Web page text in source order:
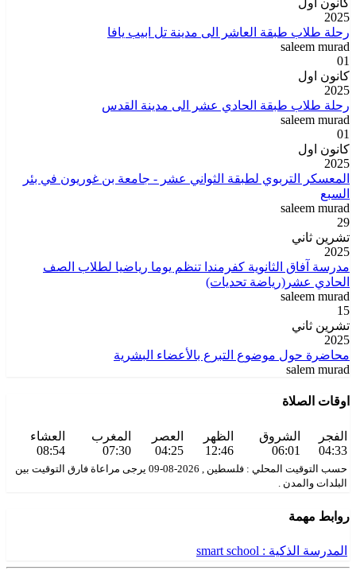
كانون اول
2025
رحلة طلاب طبقة العاشر الى مدينة تل ابيب يافا
saleem murad
01
كانون اول
2025
رحلة طلاب طبقة الحادي عشر الى مدينة القدس
saleem murad
01
كانون اول
2025
المعسكر التربوي لطبقة الثواني عشر - جامعة بن غوريون في بئر
السبع
saleem murad
29
تشرين ثاني
2025
مدرسة آفاق الثانوية كفرمندا تنظم يوما رياضيا لطلاب الصف
الحادي عشر(رياضة تحديات)
saleem murad
15
تشرين ثاني
2025
محاضرة حول موضوع التبرع بالأعضاء البشرية
salem murad
اوقات الصلاة
الفجر
04:33
الشروق
06:01
الظهر
12:46
العصر
04:25
المغرب
07:30
العشاء
08:54
حسب التوقيت المحلي : فلسطين , 2026-08-09 يرجى مراعاة فارق التوقيت بين
البلدات والمدن .
روابط مهمة
المدرسة الذكية : smart school